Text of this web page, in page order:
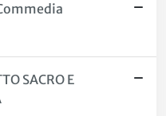
SACRO E